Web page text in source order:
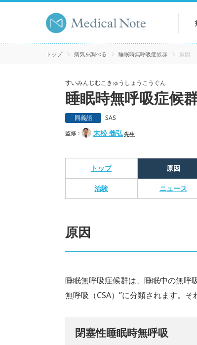
トップ 病気を調べる 睡眠時無呼吸症候群 原因
すいみんじむこきゅうしょうこうぐん
睡眠時無呼吸症候
同義語 SAS
監修： 末松 義弘先生
トップ 原因
治験 ニュース
原因
睡眠無呼吸症候群は、睡眠中の無呼
無呼吸（CSA）”に分類されます。
閉塞性睡眠時無呼吸